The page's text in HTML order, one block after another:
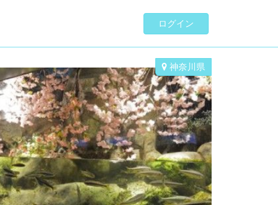
ログイン
神奈川県